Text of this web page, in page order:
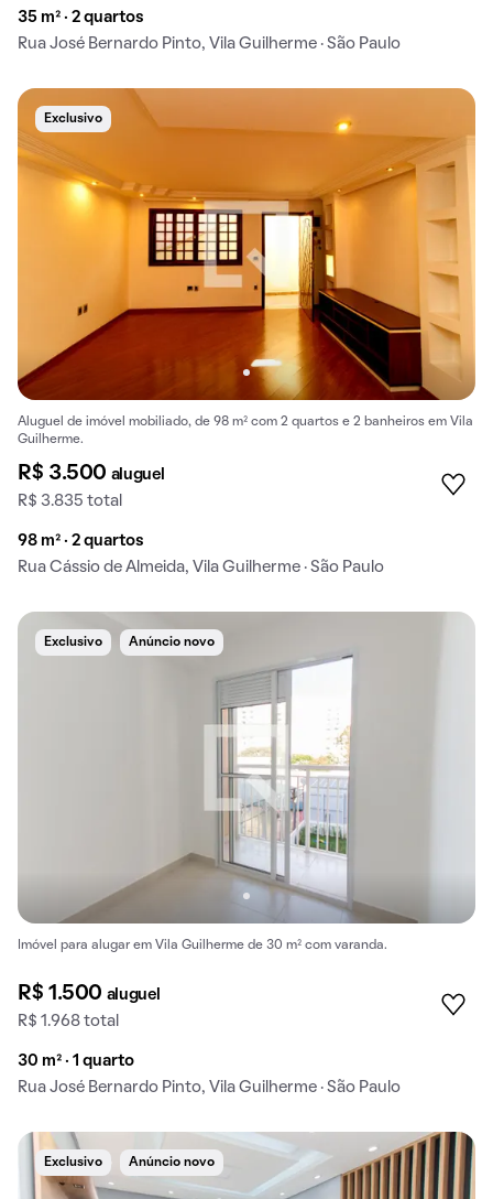
35 m² · 2 quartos
Rua José Bernardo Pinto, Vila Guilherme · São Paulo
Exclusivo
Aluguel de imóvel mobiliado, de 98 m² com 2 quartos e 2 banheiros em Vila
Guilherme.
R$ 3.500 aluguel
R$ 3.835 total
98 m² · 2 quartos
Rua Cássio de Almeida, Vila Guilherme · São Paulo
Exclusivo Anúncio novo
Imóvel para alugar em Vila Guilherme de 30 m² com varanda.
R$ 1.500 aluguel
R$ 1.968 total
30 m² · 1 quarto
Rua José Bernardo Pinto, Vila Guilherme · São Paulo
Exclusivo Anúncio novo